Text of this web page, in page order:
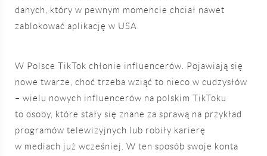
danych, który w pewnym momencie chciał nawet
zablokować aplikację w USA.
W Polsce TikTok chłonie influencerów. Pojawiają się
nowe twarze, choć trzeba wziąć to nieco w cudzysłów
– wielu nowych influencerów na polskim TikToku
to osoby, które stały się znane za sprawą na przykład
programów telewizyjnych lub robiły karierę
w mediach już wcześniej. W ten sposób swoje konta